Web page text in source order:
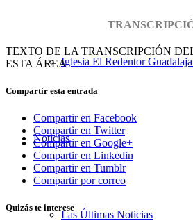
Iglesia El Redentor
Noticias
Las Últimas Noticias
TEXTO DE LA TRANSCRIPCIÓN
ESTA ÁREA
Compartir esta entrada
Compartir en Facebook
Compartir en Twitter
Compartir en Google+
Compartir en Linkedin
Compartir en Tumblr
Compartir por correo
Quizás te interese